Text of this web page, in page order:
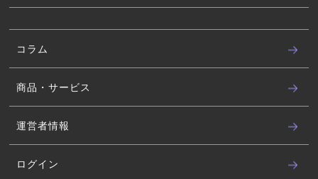
コラム
商品・サービス
運営者情報
ログイン